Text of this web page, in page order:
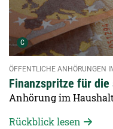
C Urheber der Grafik:
Finanzspritze für die
ÖFFENTLICHE ANHÖRUNGEN
Anhörung im
Rückblick lesen